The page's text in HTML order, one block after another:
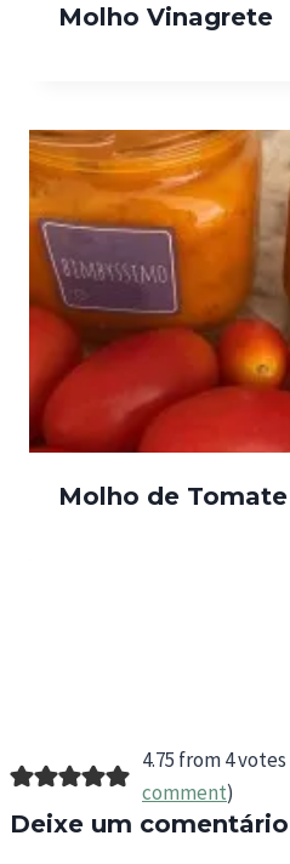
Molho Vinagrete
Molho de
4.75 from 4 votes
comment)
Deixe um comentário